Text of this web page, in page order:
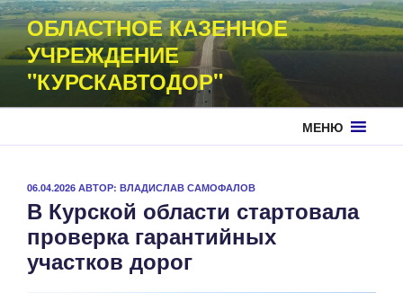
Перейти
к
содержимому
ОБЛАСТНОЕ КАЗЕННОЕ
УЧРЕЖДЕНИЕ
"КУРСКАВТОДОР"
МЕНЮ
ОПУБЛИКОВАНО
06.04.2026 АВТОР: ВЛАДИСЛАВ САМОФАЛОВ
В Курской области стартовала
проверка гарантийных
участков дорог